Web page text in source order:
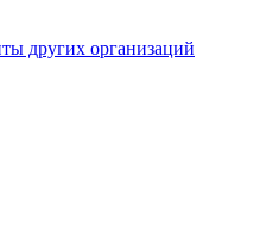
других организаций